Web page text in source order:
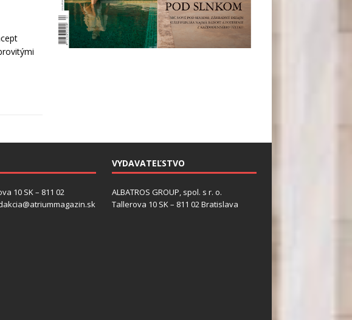
10 SK – 811 02
VYDAVATEĽSTVO
ALBATROS GROUP, spol. s r. o.
Tallerova 10 SK – 811 02 Bratislava